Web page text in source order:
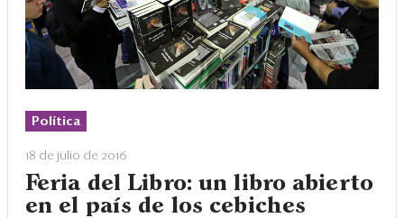
Política
18 de julio de 2016
Feria del Libro: un libro abierto
en el país de los cebiches